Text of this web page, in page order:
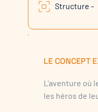
Structure -
LE CONCEPT
L'aventure où
les héros de